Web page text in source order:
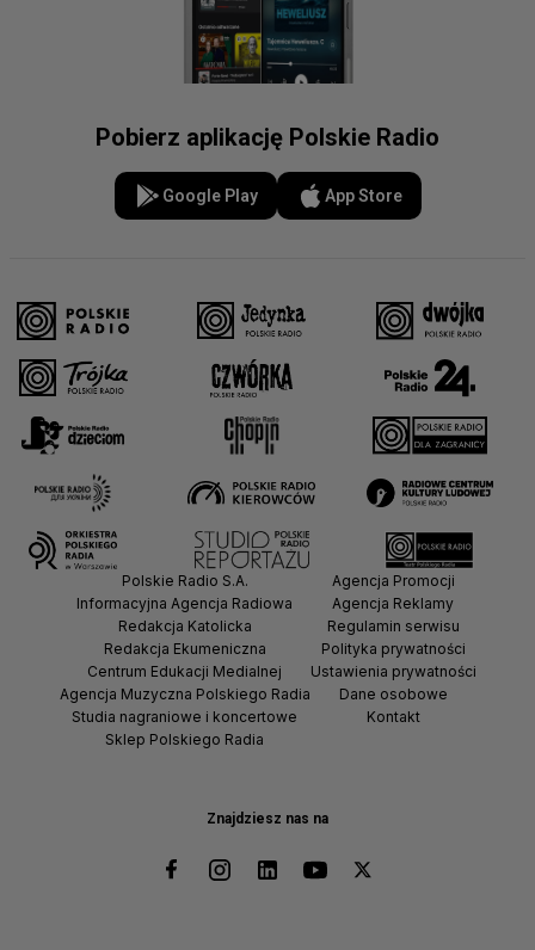
Pobierz aplikację Polskie Radio
Google Play App Store
Znajdziesz nas na
Polskie Radio S.A.
Informacyjna Agencja Radiowa
Redakcja Katolicka
Redakcja Ekumeniczna
Centrum Edukacji Medialnej
Agencja Muzyczna Polskiego Radia
Studia nagraniowe i koncertowe
Sklep Polskiego Radia
Agencja Promocji
Agencja Reklamy
Regulamin serwisu
Polityka prywatności
Ustawienia prywatności
Dane osobowe
Kontakt